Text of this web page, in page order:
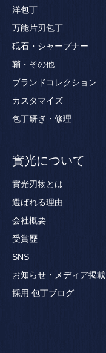
洋包丁
万能片刃包丁
砥石・シャープナー
鞘・その他
ブランドコレクション
カスタマイズ
包丁研ぎ・修理
實光について
實光刃物とは
選ばれる理由
会社概要
受賞歴
SNS
お知らせ・メディア掲載
採用 包丁ブログ